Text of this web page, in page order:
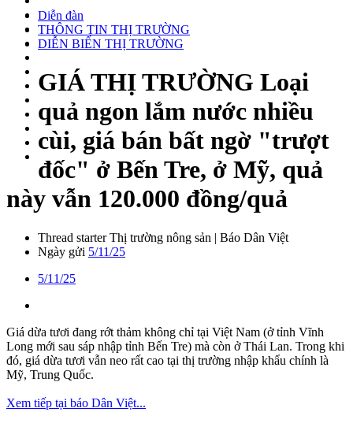
Diễn đàn
THÔNG TIN THỊ TRƯỜNG
DIỄN BIẾN THỊ TRƯỜNG
GIÁ THỊ TRƯỜNG Loại
quả ngon lắm nước nhiều
cùi, giá bán bất ngờ "trượt
đốc" ở Bến Tre, ở Mỹ, quả
này vẫn 120.000 đồng/quả
Thread starter Thị trường nông sản | Báo Dân Việt
Ngày gửi 5/11/25
5/11/25
Giá dừa tươi đang rớt thảm không chỉ tại Việt Nam (ở tỉnh Vĩnh
Long mới sau sáp nhập tỉnh Bến Tre) mà còn ở Thái Lan. Trong khi
đó, giá dừa tươi vẫn neo rất cao tại thị trường nhập khẩu chính là
Mỹ, Trung Quốc.
Xem tiếp tại báo Dân Việt...